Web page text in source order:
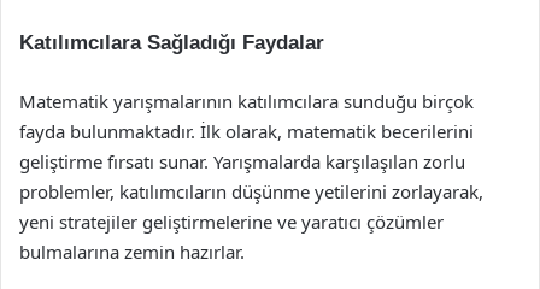
Katılımcılara Sağladığı Faydalar
Matematik yarışmalarının katılımcılara sunduğu birçok
fayda bulunmaktadır. İlk olarak, matematik becerilerini
geliştirme fırsatı sunar. Yarışmalarda karşılaşılan zorlu
problemler, katılımcıların düşünme yetilerini zorlayarak,
yeni stratejiler geliştirmelerine ve yaratıcı çözümler
bulmalarına zemin hazırlar.